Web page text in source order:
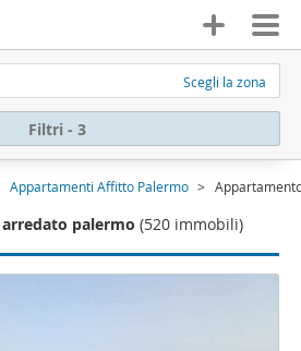
Scegli la zona
Filtri - 3
Appartamenti Affitto Palermo
palermo (520 immobili)